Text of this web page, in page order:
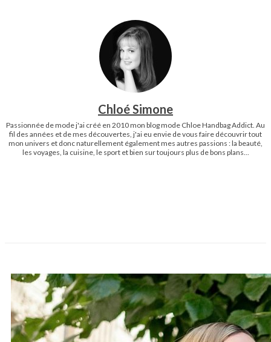
Chloé Simone
Passionnée de mode j'ai créé en 2010 mon blog mode Chloe Handbag Addict. Au
fil des années et de mes découvertes, j'ai eu envie de vous faire découvrir tout
mon univers et donc naturellement également mes autres passions : la beauté,
les voyages, la cuisine, le sport et bien sur toujours plus de bons plans...